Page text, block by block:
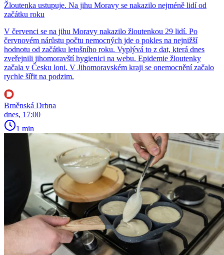
Žloutenka ustupuje. Na jihu Moravy se nakazilo nejméně lidí od
začátku roku
V červenci se na jihu Moravy nakazilo žloutenkou 29 lidí. Po
červnovém nárůstu počtu nemocných jde o pokles na nejnižší
hodnotu od začátku letošního roku. Vyplývá to z dat, která dnes
zveřejnili jihomoravští hygienici na webu. Epidemie žloutenky
začala v Česku loni. V Jihomoravském kraji se onemocnění začalo
rychle šířit na podzim.
Brněnská Drbna
dnes, 17:00
1 min